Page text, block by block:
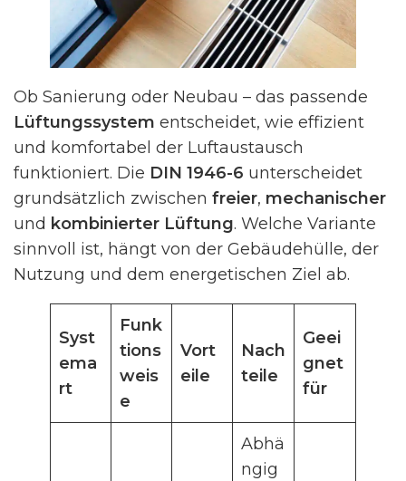
Ob Sanierung oder Neubau – das passende
Lüftungssystem entscheidet, wie effizient
und komfortabel der Luftaustausch
funktioniert. Die DIN 1946-6 unterscheidet
grundsätzlich zwischen freier, mechanischer
und kombinierter Lüftung. Welche Variante
sinnvoll ist, hängt von der Gebäudehülle, der
Nutzung und dem energetischen Ziel ab.
Syst
ema
rt
Funk
tions
weis
e
Vort
eile
Nach
teile
Geei
gnet
für
Abhä
ngig